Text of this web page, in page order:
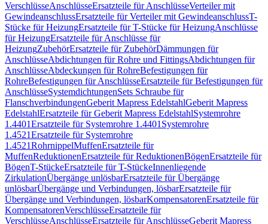
VerschlüsseAnschlüsseErsatzteile für AnschlüsseVerteiler mit
GewindeanschlussErsatzteile für Verteiler mit GewindeanschlussT-
Stücke für HeizungErsatzteile für T-Stücke für HeizungAnschlüsse
für HeizungErsatzteile für Anschlüsse für
HeizungZubehörErsatzteile für ZubehörDämmungen für
AnschlüsseAbdichtungen für Rohre und FittingsAbdichtungen für
AnschlüsseAbdeckungen für RohreBefestigungen für
RohreBefestigungen für AnschlüsseErsatzteile für Befestigungen für
AnschlüsseSystemdichtungenSets Schraube für
FlanschverbindungenGeberit Mapress EdelstahlGeberit Mapress
EdelstahlErsatzteile für Geberit Mapress EdelstahlSystemrohre
1.4401Ersatzteile für Systemrohre 1.4401 Systemrohre
1.4521Ersatzteile für Systemrohre
1.4521RohrnippelMuffenErsatzteile für
MuffenReduktionenErsatzteile für ReduktionenBögenErsatzteile für
BögenT-StückeErsatzteile für T-StückeInnenliegende
ZirkulationÜbergänge unlösbarErsatzteile für Übergänge
unlösbarÜbergänge und Verbindungen, lösbarErsatzteile für
Übergänge und Verbindungen, lösbarKompensatorenErsatzteile für
KompensatorenVerschlüsseErsatzteile für
VerschlüsseAnschlüsseErsatzteile für AnschlüsseGeberit Mapress